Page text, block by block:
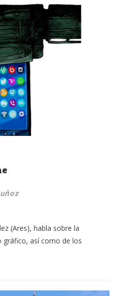
(Ares), habla sobre la
gráfico, así como de los